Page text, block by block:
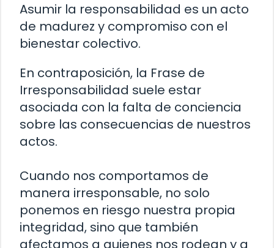
Asumir la responsabilidad es un acto
de madurez y compromiso con el
bienestar colectivo.
En contraposición, la Frase de
Irresponsabilidad suele estar
asociada con la falta de conciencia
sobre las consecuencias de nuestros
actos.
Cuando nos comportamos de
manera irresponsable, no solo
ponemos en riesgo nuestra propia
integridad, sino que también
afectamos a quienes nos rodean y a